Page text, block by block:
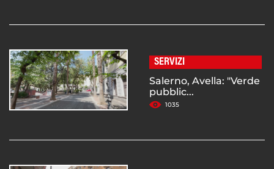
SERVIZI
Salerno, Avella: "Verde
pubblic...
1035